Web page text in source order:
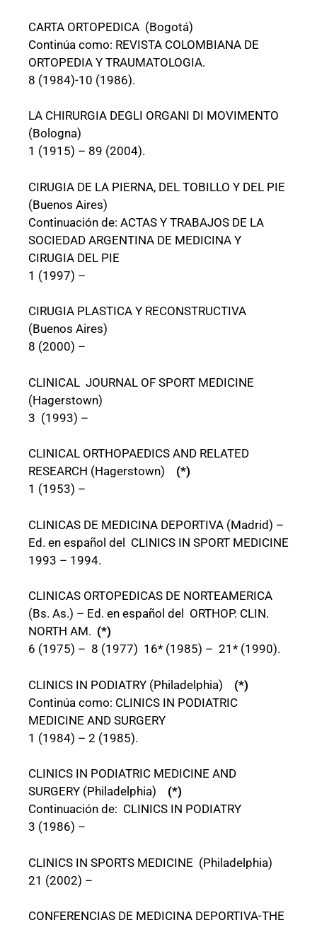
CARTA ORTOPEDICA (Bogotá)
Continúa como: REVISTA COLOMBIANA DE
ORTOPEDIA Y TRAUMATOLOGIA.
8 (1984)-10 (1986).
LA CHIRURGIA DEGLI ORGANI DI MOVIMENTO
(Bologna)
1 (1915) – 89 (2004).
CIRUGIA DE LA PIERNA, DEL TOBILLO Y DEL PIE
(Buenos Aires)
Continuación de: ACTAS Y TRABAJOS DE LA
SOCIEDAD ARGENTINA DE MEDICINA Y
CIRUGIA DEL PIE
1 (1997) –
CIRUGIA PLASTICA Y RECONSTRUCTIVA
(Buenos Aires)
8 (2000) –
CLINICAL JOURNAL OF SPORT MEDICINE
(Hagerstown)
3 (1993) –
CLINICAL ORTHOPAEDICS AND RELATED
RESEARCH (Hagerstown) (*)
1 (1953) –
CLINICAS DE MEDICINA DEPORTIVA (Madrid) –
Ed. en español del CLINICS IN SPORT MEDICINE
1993 – 1994.
CLINICAS ORTOPEDICAS DE NORTEAMERICA
(Bs. As.) – Ed. en español del ORTHOP. CLIN.
NORTH AM. (*)
6 (1975) – 8 (1977) 16* (1985) – 21* (1990).
CLINICS IN PODIATRY (Philadelphia) (*)
Continúa como: CLINICS IN PODIATRIC
MEDICINE AND SURGERY
1 (1984) – 2 (1985).
CLINICS IN PODIATRIC MEDICINE AND
SURGERY (Philadelphia) (*)
Continuación de: CLINICS IN PODIATRY
3 (1986) –
CLINICS IN SPORTS MEDICINE (Philadelphia)
21 (2002) –
CONFERENCIAS DE MEDICINA DEPORTIVA-THE